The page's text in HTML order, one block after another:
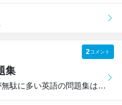
2コメント
集
次の英文を和訳しなさいが無駄に多い英語の問題集は解いてい...